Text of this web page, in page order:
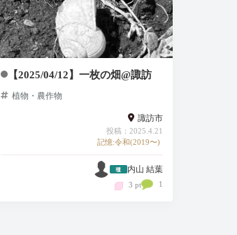
【2025/04/12】一枚の畑@諏訪
植物・農作物
諏訪市
投稿：2025.4.21
記憶:令和(2019〜)
内山 結葉
3 pt 1